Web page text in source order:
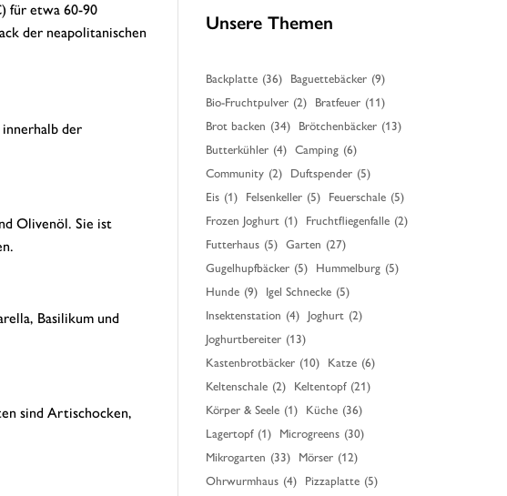
für etwa 60-90
der neapolitanischen
der
Olivenöl. Sie ist
Basilikum und
sind Artischocken,
Unsere Themen
Backplatte (36) Baguettebäcker (9)
Bio-Fruchtpulver (2) Bratfeuer (11)
Brot backen (34) Brötchenbäcker (13)
Butterkühler (4) Camping (6)
Community (2) Duftspender (5)
Eis (1) Felsenkeller (5) Feuerschale (5)
Frozen Joghurt (1) Fruchtfliegenfalle (2)
Futterhaus (5) Garten (27)
Gugelhupfbäcker (5) Hummelburg (5)
Hunde (9) Igel Schnecke (5)
Insektenstation (4) Joghurt (2)
Joghurtbereiter (13)
Kastenbrotbäcker (10) Katze (6)
Keltenschale (2) Keltentopf (21)
Körper & Seele (1) Küche (36)
Lagertopf (1) Microgreens (30)
Mikrogarten (33) Mörser (12)
Ohrwurmhaus (4) Pizzaplatte (5)